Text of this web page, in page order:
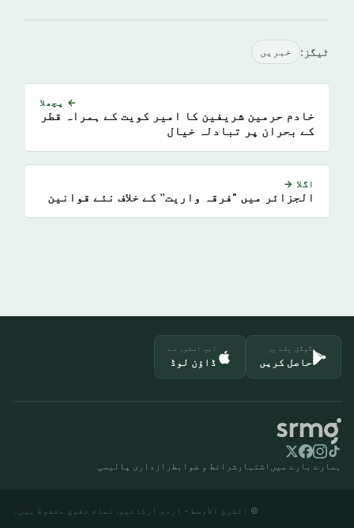
ٹیگز: خبريں
← پچھلا
خادم حرمين شريفين کا امير كويت کے ہمراہ قطر
کے بحران پر تبادلہ خیال
اگلا →
الجزائر میں "فرقہ واریت” کے خلاف نئے قوانین
گوگل پلے پر
حاصل کریں
ایپ اسٹور سے
ڈاؤن لوڈ
ہمارے بارے میں اشتہار شرائط و ضوابط رازداری پالیسی
© الشرق الأوسط - اردو آرکائیو. تمام حقوق محفوظ ہیں۔